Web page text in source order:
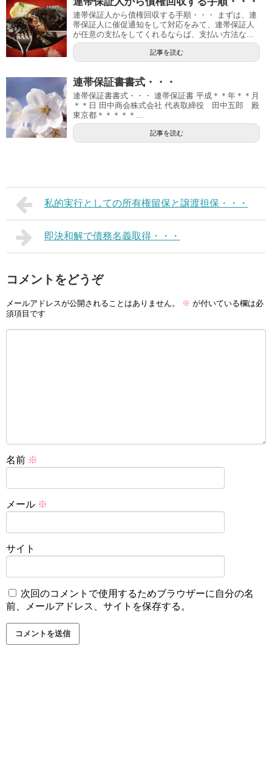
連帯保証人から債権回収する手順・・・ まずは、連
帯保証人に催促通知をして対応をみて、連帯保証人
が任意の支払をしてくれるならば、支払い方法な...
記事を読む
連帯保証書書式・・・
連帯保証書書式・・・ 連帯保証書 平成＊＊年＊＊月
＊＊日 田中商会株式会社 代表取締役 田中五郎 殿
東京都＊＊＊＊＊...
記事を読む
私的実行としての所有権留保と譲渡担保・・・
即決和解で債務名義取得・・・
コメントをどうぞ
メールアドレスが公開されることはありません。 ※ が付いている欄は必
須項目です
名前 ※
メール ※
サイト
次回のコメントで使用するためブラウザーに自分の名
前、メールアドレス、サイトを保存する。